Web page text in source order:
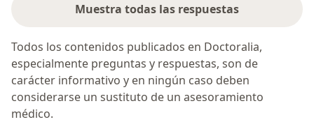
Muestra todas las respuestas
Todos los contenidos publicados en Doctoralia,
especialmente preguntas y respuestas, son de
carácter informativo y en ningún caso deben
considerarse un sustituto de un asesoramiento
médico.